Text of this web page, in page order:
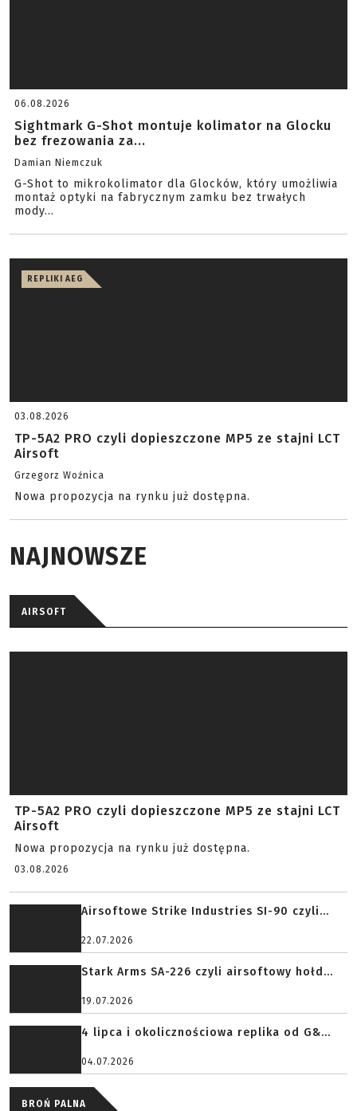
06.08.2026
Sightmark G-Shot montuje kolimator na Glocku
bez frezowania za...
Damian Niemczuk
G-Shot to mikrokolimator dla Glocków, który umożliwia
montaż optyki na fabrycznym zamku bez trwałych
mody...
REPLIKI AEG
03.08.2026
TP-5A2 PRO czyli dopieszczone MP5 ze stajni LCT
Airsoft
Grzegorz Woźnica
Nowa propozycja na rynku już dostępna.
NAJNOWSZE
AIRSOFT
TP-5A2 PRO czyli dopieszczone MP5 ze stajni LCT
Airsoft
Nowa propozycja na rynku już dostępna.
03.08.2026
Airsoftowe Strike Industries SI-90 czyli...
22.07.2026
Stark Arms SA-226 czyli airsoftowy hołd...
19.07.2026
4 lipca i okolicznościowa replika od G&...
04.07.2026
BROŃ PALNA